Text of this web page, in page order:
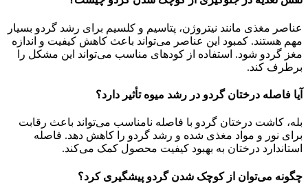
عناصر مغذی مانند نیتروژن، پتاسیم و کلسیم برای رشد گردو بسیار
مهم هستند. کمبود این عناصر می‌تواند باعث کاهش کیفیت و اندازه
مغز گردو شود. استفاده از کودهای مناسب می‌تواند این مشکل را
برطرف کند.
آیا فاصله درختان گردو در رشد میوه تأثیر دارد؟
بله، کاشت درختان گردو با فاصله نامناسب می‌تواند باعث رقابت
برای نور و مواد مغذی شده و رشد گردو را کاهش دهد. فاصله
استاندارد درختان به بهبود کیفیت محصول کمک می‌کند.
چگونه می‌توان از کوچک شدن گردو پیشگیری کرد؟